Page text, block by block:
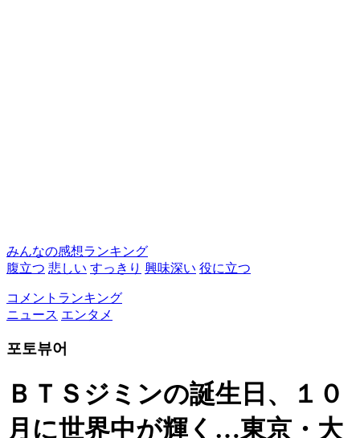
みんなの感想ランキング
腹立つ 悲しい すっきり 興味深い 役に立つ
コメントランキング
ニュース エンタメ
포토뷰어
ＢＴＳジミンの誕生日、１０
月に世界中が輝く…東京・大